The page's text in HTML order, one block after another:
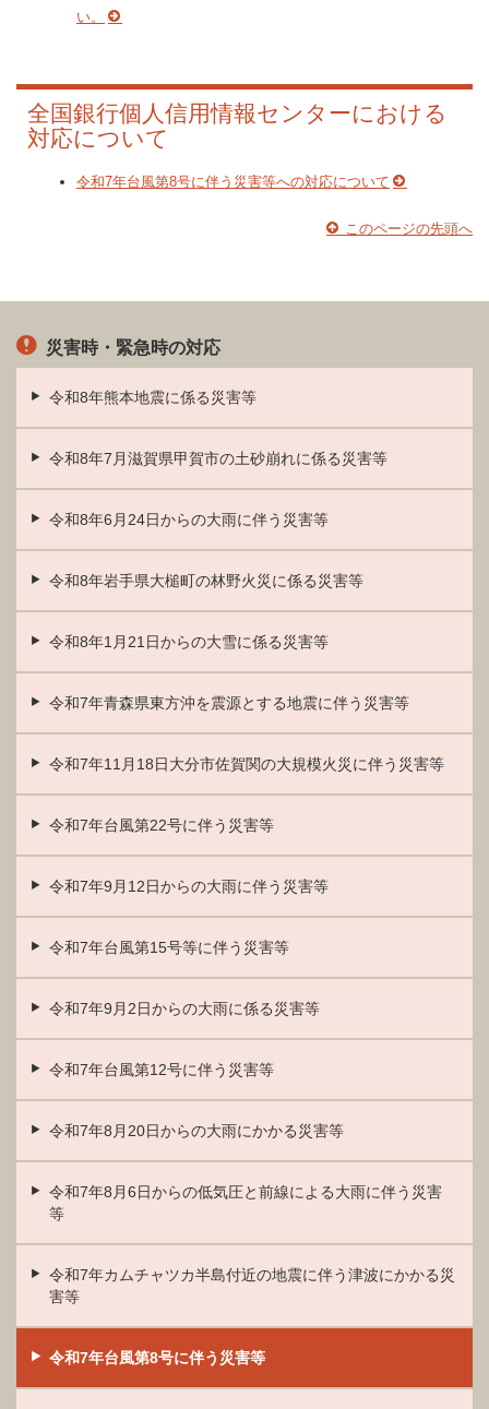
い。
全国銀行個人信用情報センターにおける
対応について
令和7年台風第8号に伴う災害等への対応について
このページの先頭へ
災害時・緊急時の対応
令和8年熊本地震に係る災害等
令和8年7月滋賀県甲賀市の土砂崩れに係る災害等
令和8年6月24日からの大雨に伴う災害等
令和8年岩手県大槌町の林野火災に係る災害等
令和8年1月21日からの大雪に係る災害等
令和7年青森県東方沖を震源とする地震に伴う災害等
令和7年11月18日大分市佐賀関の大規模火災に伴う災害等
令和7年台風第22号に伴う災害等
令和7年9月12日からの大雨に伴う災害等
令和7年台風第15号等に伴う災害等
令和7年9月2日からの大雨に係る災害等
令和7年台風第12号に伴う災害等
令和7年8月20日からの大雨にかかる災害等
令和7年8月6日からの低気圧と前線による大雨に伴う災害
等
令和7年カムチャツカ半島付近の地震に伴う津波にかかる災
害等
令和7年台風第8号に伴う災害等